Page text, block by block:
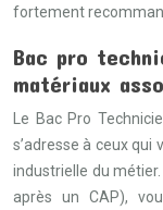
fortement
Bac pro
matériaux
Le Bac Pro
s’adresse à ceux
industrielle du
après un CAP),